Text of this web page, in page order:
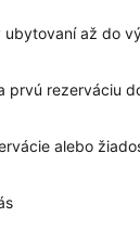
až do
prvú rezerváciu
alebo